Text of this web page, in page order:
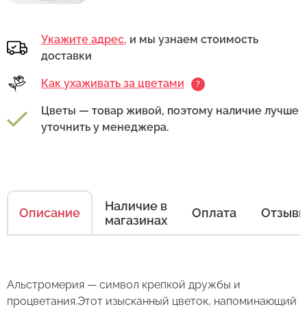
Укажите адрес, и мы узнаем стоимость
доставки
Как ухаживать за цветами ?
Цветы — товар живой, поэтому наличие лучше
уточнить у менеджера.
Описание
Наличие в
магазинах
Оплата Отзывы
Альстромерия — символ крепкой дружбы и
процветания.Этот изысканный цветок, напоминающий
Есть несколько простых правил, чтобы цветы